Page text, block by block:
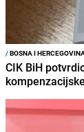
/BOSNA I
CIK BiH